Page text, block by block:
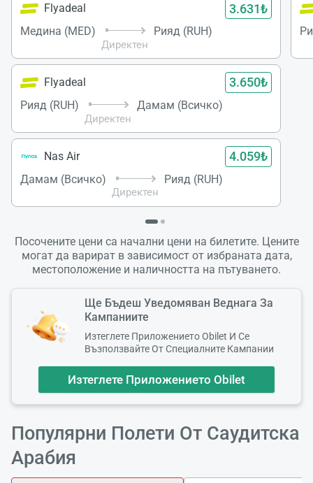
Flyadeal 3.631₺
Медина (MED)
Директен
Рияд (RUH)
Flyadeal 3.650₺
Рияд (RUH)
Директен
Дамам (Всичко)
Nas Air 4.059₺
Дамам (Всичко)
Директен
Рияд (RUH)
Посочените цени са начални цени на билетите. Цените
могат да варират в зависимост от избраната дата,
местоположение и наличността на пътуването.
Ще Бъдеш Уведомяван Веднага За
Кампаниите
Изтеглете Приложението Obilet И Се
Възползвайте От Специалните Кампании
Изтеглете Приложението Obilet
Популярни Полети От Саудитска
Арабия